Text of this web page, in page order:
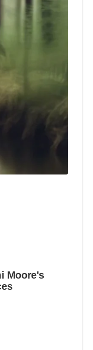
MCA adalah
kepentingan
keadaan
jalan lebih
paling lama
dan pengalaman
dengan nilai
‘perang
sepatutnya